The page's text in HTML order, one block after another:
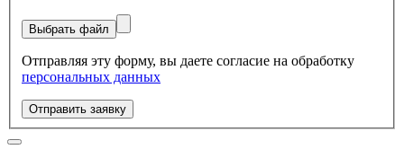
Выбрать файл
Отправляя эту форму, вы даете согласие на обработку
персональных данных
Отправить заявку